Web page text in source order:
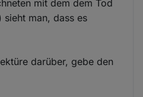
mit dem dem Tod
man, dass es
darüber, gebe den